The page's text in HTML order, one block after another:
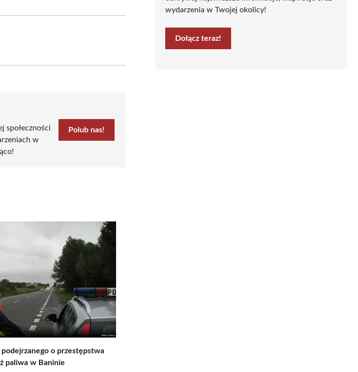
społeczności
w
Polub nas!
o przestępstwa
paliwa w Baninie
wydarzenia w Twojej okolicy!
Dołącz teraz!